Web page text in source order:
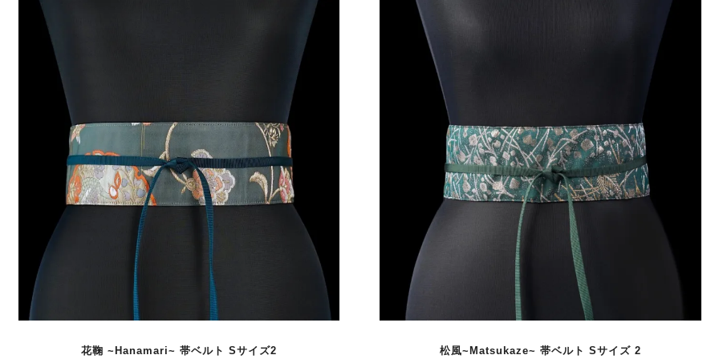
花鞠 ~Hanamari~ 帯ベルト Sサイズ2 松風~Matsukaze~ 帯ベルト Sサイズ 2